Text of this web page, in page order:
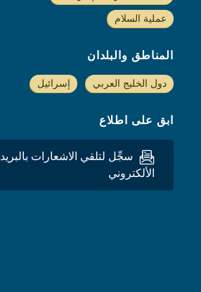
عملية السلام
المناطق والبلدان
دول الخليج العربي إسرائيل
ابق على اطلاع
سجِّل لتلقي الاشعارات بالبريد
الألكتروني